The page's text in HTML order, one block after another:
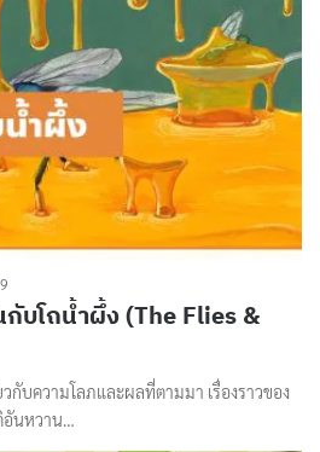
บโถน้ำผึ้ง (The Flies &
กับความโลภและผลที่ตามมา เรื่องราวของ
อันหวาน…